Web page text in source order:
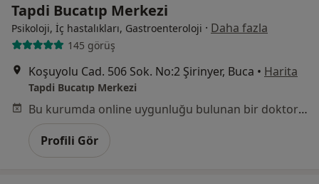
Tapdi Bucatıp Merkezi
Psikoloji, İç hastalıkları, Gastroenteroloji · Daha fazla
145 görüş
Koşuyolu Cad. 506 Sok. No:2 Şirinyer, Buca • Harita
Tapdi Bucatıp Merkezi
Bu kurumda online uygunluğu bulunan bir doktor veya uzman bulunamadı
Profili Gör